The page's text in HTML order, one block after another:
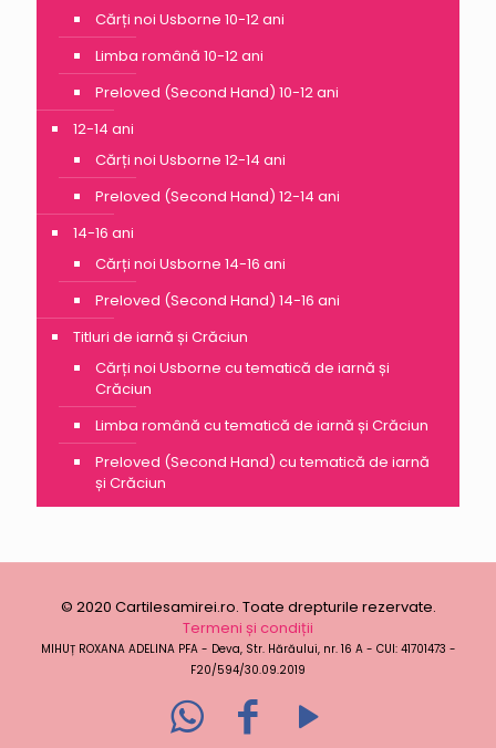
Cărți noi Usborne 10-12 ani
Limba română 10-12 ani
Preloved (Second Hand) 10-12 ani
12-14 ani
Cărți noi Usborne 12-14 ani
Preloved (Second Hand) 12-14 ani
14-16 ani
Cărți noi Usborne 14-16 ani
Preloved (Second Hand) 14-16 ani
Titluri de iarnă și Crăciun
Cărți noi Usborne cu tematică de iarnă și
Crăciun
Limba română cu tematică de iarnă și Crăciun
Preloved (Second Hand) cu tematică de iarnă
și Crăciun
© 2020 Cartilesamirei.ro. Toate drepturile rezervate.
Termeni și condiții
MIHUȚ ROXANA ADELINA PFA - Deva, Str. Hărăului, nr. 16 A - CUI: 41701473 -
F20/594/30.09.2019